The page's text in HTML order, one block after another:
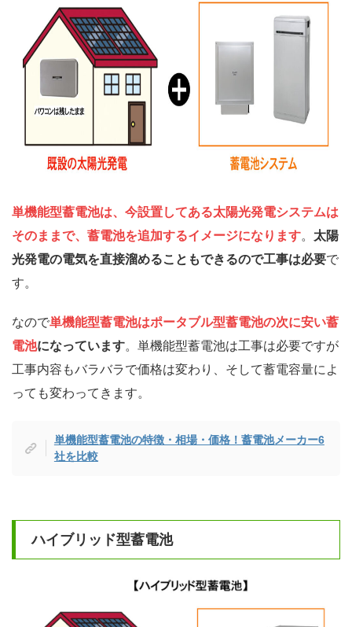
単機能型蓄電池は、今設置してある太陽光発電システムは
そのままで、蓄電池を追加するイメージになります。 太陽
光発電の電気を直接溜めることもできるので工事は必要で
す。
なので単機能型蓄電池はポータブル型蓄電池の次に安い蓄
電池になっています。単機能型蓄電池は工事は必要ですが
工事内容もバラバラで価格は変わり、そして蓄電容量によ
っても変わってきます。
単機能型蓄電池の特徴・相場・価格！蓄電池メーカー6
社を比較
ハイブリッド型蓄電池